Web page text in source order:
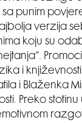
sa punim
verzija
koju su
i
i Blaženka
Preko